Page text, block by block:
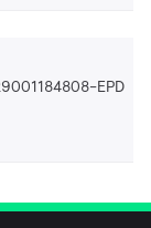
EPD